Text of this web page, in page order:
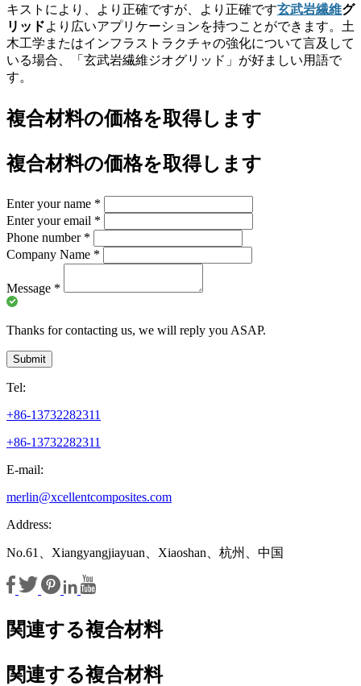
キストにより、より正確ですが、より正確です玄武岩繊維グ
リッドより広いアプリケーションを持つことができます。土
木工学またはインフラストラクチャの強化について言及して
いる場合、「玄武岩繊維ジオグリッド」が好ましい用語で
す。
複合材料の価格を取得します
複合材料の価格を取得します
Enter your name *
Enter your email *
Phone number *
Company Name *
Message *
Thanks for contacting us, we will reply you ASAP.
Submit
Tel:
+86-13732282311
+86-13732282311
E-mail:
merlin@xcellentcomposites.com
Address:
No.61、Xiangyangjiayuan、Xiaoshan、杭州、中国
関連する複合材料
関連する複合材料